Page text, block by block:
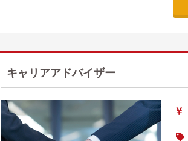
キャリアアドバイザー